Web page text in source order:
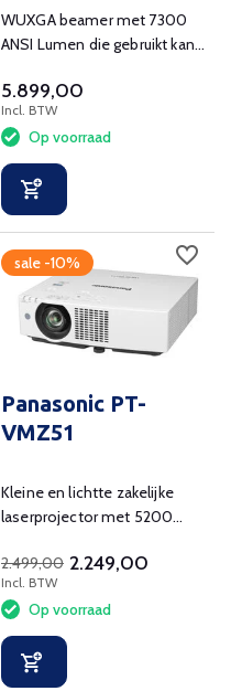
WUXGA beamer met 7300
ANSI Lumen die gebruikt kan
educatieve omgevingen.
5.899,00
Incl. BTW
Op voorraad
sale -10%
Panasonic PT-
VMZ51
Kleine en lichtte zakelijke
laserprojector met 5200
(1920x1200).
2.499,00 2.249,00
Incl. BTW
Op voorraad